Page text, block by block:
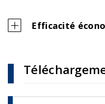
Efficacité